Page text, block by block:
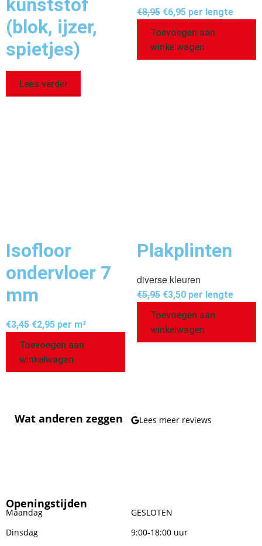
kunststof
(blok, ijzer,
spietjes)
Lees verder
€8,95 €6,95 per lengte
Toevoegen aan
winkelwagen
Isofloor
ondervloer 7
mm
€3,45 €2,95 per m²
Toevoegen aan
winkelwagen
Plakplinten
diverse kleuren
€5,95 €3,50 per lengte
Toevoegen aan
winkelwagen
Wat anderen zeggen Lees meer reviews
Openingstijden
Maandag
GESLOTEN
Dinsdag
9:00-18:00 uur